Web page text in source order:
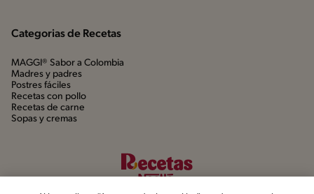
Categorias de Recetas
MAGGI® Sabor a Colombia
Madres y padres
Postres fáciles
Recetas con pollo
Recetas de carne
Sopas y cremas